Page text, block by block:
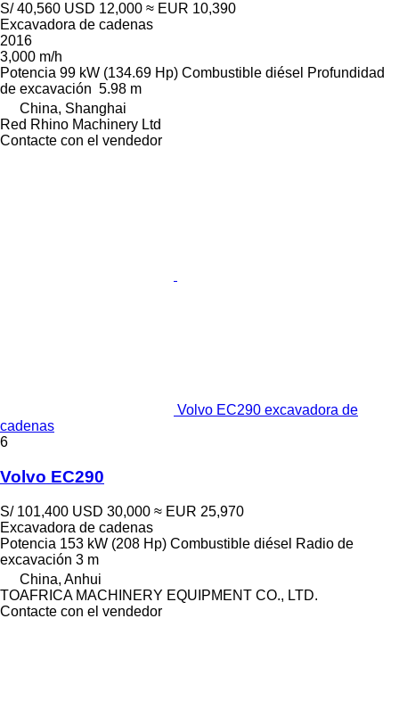
S/ 40,560 USD 12,000 ≈ EUR 10,390
Excavadora de cadenas
2016
3,000 m/h
Potencia 99 kW (134.69 Hp) Combustible diésel Profundidad
de excavación 5.98 m
China, Shanghai
Red Rhino Machinery Ltd
Contacte con el vendedor
Volvo EC290 excavadora de
cadenas
6
Volvo EC290
S/ 101,400 USD 30,000 ≈ EUR 25,970
Excavadora de cadenas
Potencia 153 kW (208 Hp) Combustible diésel Radio de
excavación 3 m
China, Anhui
TOAFRICA MACHINERY EQUIPMENT CO., LTD.
Contacte con el vendedor